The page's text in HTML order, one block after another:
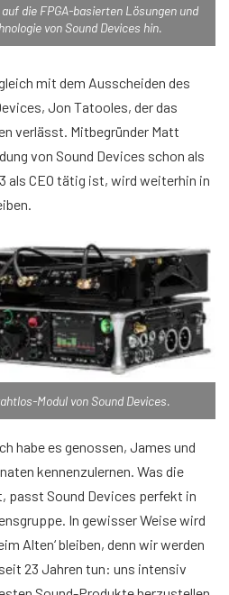
die FPGA-basierten Lösungen und
von Sound Devices hin.
mit dem Ausscheiden des
Jon Tatooles, der das
verlässt. Mitbegründer Matt
von Sound Devices schon als
als CEO tätig ist, wird weiterhin in
Modul von Sound Devices.
habe es genossen, James und
kennenzulernen. Was die
passt Sound Devices perfekt in
In gewisser Weise wird
Alten‘ bleiben, denn wir werden
23 Jahren tun: uns intensiv